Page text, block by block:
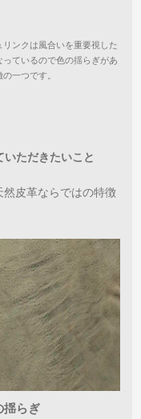
リンクは風合いを重要視した
っているので色の揺らぎがあ
一つです。
ただきたいこと
然皮革ならではの特徴
揺らぎ